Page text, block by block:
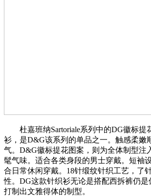
杜嘉班纳Sartoriale系列中的DG徽标提
衫，是D&G该系列的单品之一。触感柔嫩
气。D&G徽标提花图案，则为全体制型注
髦气味。适合各类身段的男士穿戴。短袖
合日常休闲穿戴。18针缎纹针织工艺，了
性。DG这款针织衫无论是搭配西拆裤仍
打制出文雅得体的制型。